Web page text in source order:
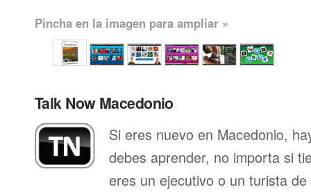
Pincha en la imagen para ampliar »
Talk Now Macedonio
Si eres nuevo en Macedonio,
debes aprender, no importa si
eres un ejecutivo o un turista